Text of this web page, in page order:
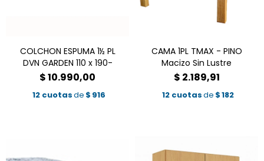
COLCHON ESPUMA 1½ PL
DVN GARDEN 110 x 190-
$10.990,00
12 cuotasde $ 916
CAMA 1PL TMAX - PINO
Macizo Sin Lustre
$ 2.189,91
12 cuotasde $182